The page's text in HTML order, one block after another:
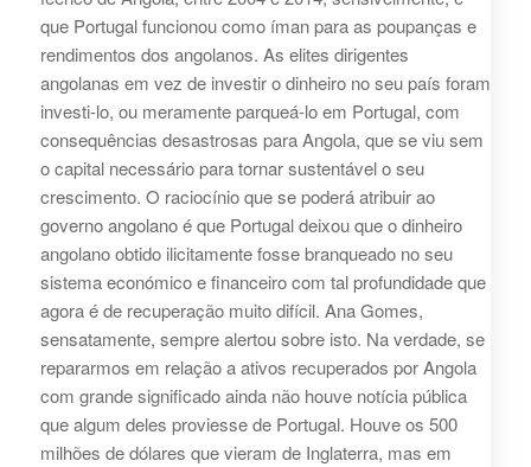
que Portugal funcionou como íman para as poupanças e
rendimentos dos angolanos. As elites dirigentes
angolanas em vez de investir o dinheiro no seu país foram
investi-lo, ou meramente parqueá-lo em Portugal, com
consequências desastrosas para Angola, que se viu sem
o capital necessário para tornar sustentável o seu
crescimento. O raciocínio que se poderá atribuir ao
governo angolano é que Portugal deixou que o dinheiro
angolano obtido ilicitamente fosse branqueado no seu
sistema económico e financeiro com tal profundidade que
agora é de recuperação muito difícil. Ana Gomes,
sensatamente, sempre alertou sobre isto. Na verdade, se
repararmos em relação a ativos recuperados por Angola
com grande significado ainda não houve notícia pública
que algum deles proviesse de Portugal. Houve os 500
milhões de dólares que vieram de Inglaterra, mas em